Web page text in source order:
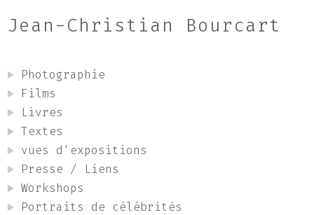
Jean-Christian Bourcart
Photographie
Films
Livres
Textes
vues d'expositions
Presse / Liens
Workshops
Portraits de célébrités